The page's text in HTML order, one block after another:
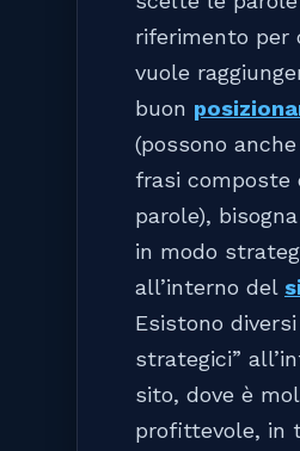
riferimento per
vuole
buon
(possono
frasi composte
parole),
in modo
all’interno del
Esistono
strategici”
sito, dove è
profittevole, in